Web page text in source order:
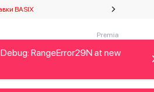
BASIX
Красота Бренды
RangeError29N at new